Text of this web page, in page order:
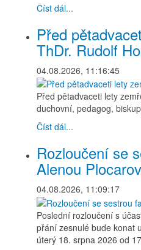
Číst dál...
Před
ThDr. Rudolf
04.08.2026, 11:16:45
Před pětadvaceti lety
duchovní, pedagog,
Číst dál...
Rozloučení se
Alenou
04.08.2026, 11:09:17
Poslední rozloučení s
přání zesnulé bude konat
úterý 18. srpna 2026 od